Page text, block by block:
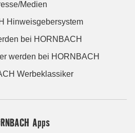
Medien
Hinweisgebersystem
bei HORNBACH
werden bei HORNBACH
Werbeklassiker
Apps